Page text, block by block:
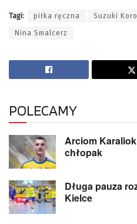
Tagi: piłka ręczna Suzuki
Nina Smalcerz
POLECAMY
Arciom
chłopak
Długa pauza
Kielce